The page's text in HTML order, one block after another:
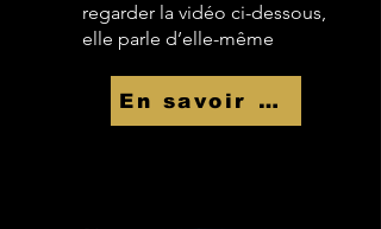
regarder la vidéo ci-dessous,
elle parle d’elle-même
En savoir Plus